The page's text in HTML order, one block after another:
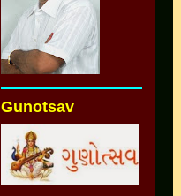
Gunotsav